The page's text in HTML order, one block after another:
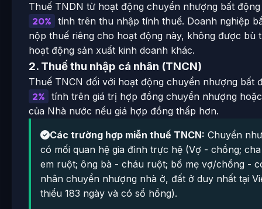
Thuế TNDN từ hoạt động chuyển nhượng bất
20% tính trên thu nhập tính thuế. Doanh nghiệp
nộp thuế riêng cho hoạt động này, không được bù
hoạt động sản xuất kinh doanh khác.
2. Thuế thu nhập cá nhân (TNCN)
Thuế TNCN đối với hoạt động chuyển nhượng bất
2% tính trên giá trị hợp đồng chuyển nhượng
của Nhà nước nếu giá hợp đồng thấp hơn.
Các trường hợp miễn thuế TNCN: Chuyển
có mối quan hệ gia đình trực hệ (Vợ - chồng;
em ruột; ông bà - cháu ruột; bố mẹ vợ/chồng -
nhân chuyển nhượng nhà ở, đất ở duy nhất tại
thiểu 183 ngày và có sổ hồng).